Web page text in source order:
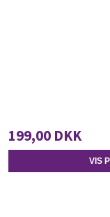
199,00 DKK
VIS